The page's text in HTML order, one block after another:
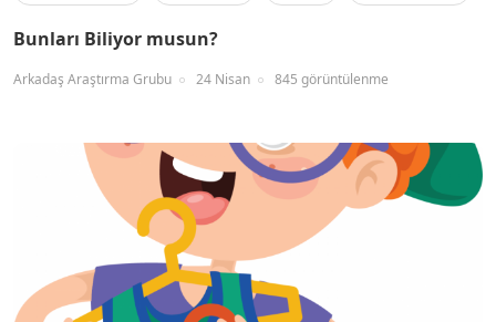
Bunları Biliyor musun?
Arkadaş Araştırma Grubu 24 Nisan 845 görüntülenme